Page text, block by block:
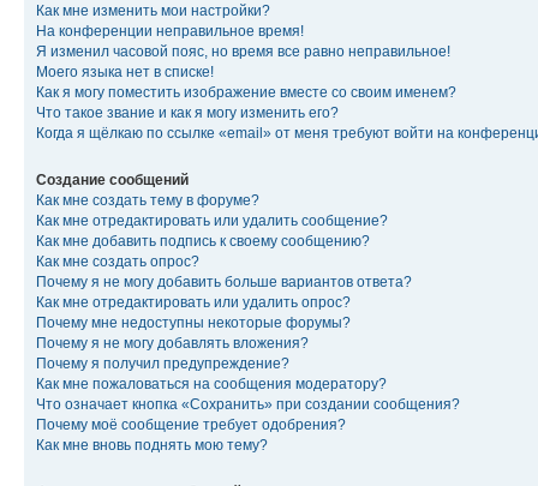
Как мне изменить мои настройки?
На конференции неправильное время!
Я изменил часовой пояс, но время все равно неправильное!
Моего языка нет в списке!
Как я могу поместить изображение вместе со своим именем?
Что такое звание и как я могу изменить его?
Когда я щёлкаю по ссылке «email» от меня требуют войти на
Создание сообщений
Как мне создать тему в форуме?
Как мне отредактировать или удалить сообщение?
Как мне добавить подпись к своему сообщению?
Как мне создать опрос?
Почему я не могу добавить больше вариантов ответа?
Как мне отредактировать или удалить опрос?
Почему мне недоступны некоторые форумы?
Почему я не могу добавлять вложения?
Почему я получил предупреждение?
Как мне пожаловаться на сообщения модератору?
Что означает кнопка «Сохранить» при создании сообщения?
Почему моё сообщение требует одобрения?
Как мне вновь поднять мою тему?